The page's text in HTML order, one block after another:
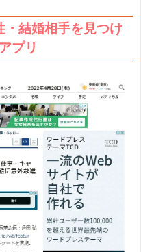
・結婚相手を見つけ
プリ